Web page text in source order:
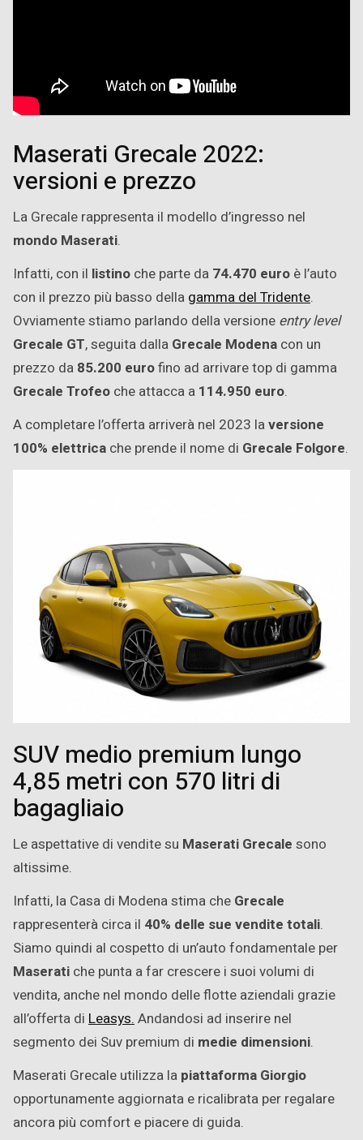
Maserati Grecale 2022:
versioni e prezzo
La Grecale rappresenta il modello d’ingresso nel
mondo Maserati.
Infatti, con il listino che parte da 74.470 euro è l’auto
con il prezzo più basso della gamma del Tridente.
Ovviamente stiamo parlando della versione entry level
Grecale GT, seguita dalla Grecale Modena con un
prezzo da 85.200 eurofino ad arrivare top di gamma
Grecale Trofeo che attacca a 114.950 euro.
A completare l’offerta arriverà nel 2023 laversione
100% elettrica che prende il nome di Grecale Folgore.
SUV medio premium lungo
4,85 metri con 570 litri di
bagagliaio
Le aspettative di vendite su Maserati Grecale sono
altissime.
Infatti, la Casa di Modena stima che Grecale
rappresenterà circa il 40% delle sue vendite totali.
Siamo quindi al cospetto di un’auto fondamentale per
Maserati che punta a far crescere i suoi volumi di
vendita, anche nel mondo delle flotte aziendali grazie
all’offerta di Leasys.Andandosi ad inserire nel
segmento dei Suv premium di medie dimensioni.
Maserati Grecale utilizza la piattaforma Giorgio
opportunamente aggiornata e ricalibrata per regalare
ancora più comfort e piacere di guida.